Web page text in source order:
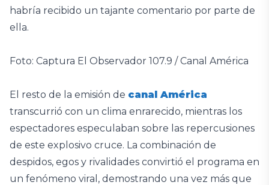
habría recibido un tajante comentario por parte de
ella.
Foto: Captura El Observador 107.9 / Canal América
El resto de la emisión de canal América
transcurrió con un clima enrarecido, mientras los
espectadores especulaban sobre las repercusiones
de este explosivo cruce. La combinación de
despidos, egos y rivalidades convirtió el programa en
un fenómeno viral, demostrando una vez más que